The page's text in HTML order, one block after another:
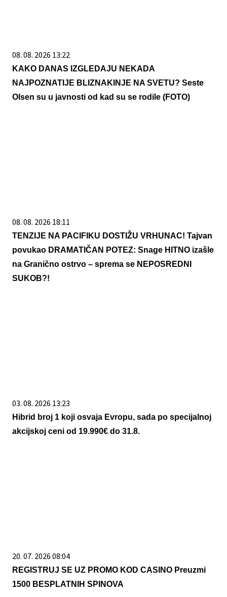
08. 08. 2026 13:22
KAKO DANAS IZGLEDAJU NEKADA
NAJPOZNATIJE BLIZNAKINJE NA SVETU? Seste
Olsen su u javnosti od kad su se rodile (FOTO)
08. 08. 2026 18:11
TENZIJE NA PACIFIKU DOSTIŽU VRHUNAC! Tajvan
povukao DRAMATIČAN POTEZ: Snage HITNO izašle
na Granično ostrvo – sprema se NEPOSREDNI
SUKOB?!
03. 08. 2026 13:23
Hibrid broj 1 koji osvaja Evropu, sada po specijalnoj
akcijskoj ceni od 19.990€ do 31.8.
20. 07. 2026 08:04
REGISTRUJ SE UZ PROMO KOD CASINO Preuzmi
1500 BESPLATNIH SPINOVA